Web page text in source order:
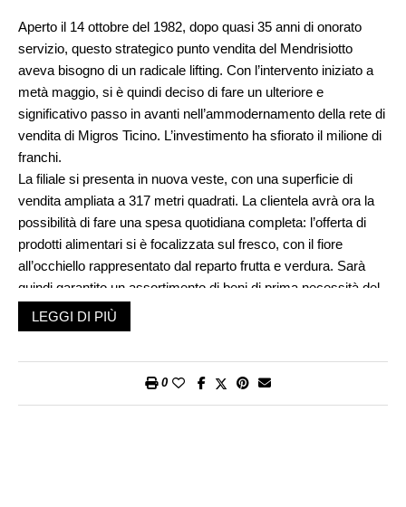
Aperto il 14 ottobre del 1982, dopo quasi 35 anni di onorato
servizio, questo strategico punto vendita del Mendrisiotto
aveva bisogno di un radicale lifting. Con l’intervento iniziato a
metà maggio, si è quindi deciso di fare un ulteriore e
significativo passo in avanti nell’ammodernamento della rete di
vendita di Migros Ticino. L’investimento ha sfiorato il milione di
franchi.
La filiale si presenta in nuova veste, con una superficie di
vendita ampliata a 317 metri quadrati. La clientela avrà ora la
possibilità di fare una spesa quotidiana completa: l’offerta di
prodotti alimentari si è focalizzata sul fresco, con il fiore
all’occhiello rappresentato dal reparto frutta e verdura. Sarà
quindi garantito un assortimento di beni di prima necessità del
non food. Un altro punto di forza del negozio è certamente il
moderno forno per la cottura del pane, che permetterà alla
del negozio. I clienti potranno inoltre muoversi in ambienti più
LEGGI DI PIÙ
0